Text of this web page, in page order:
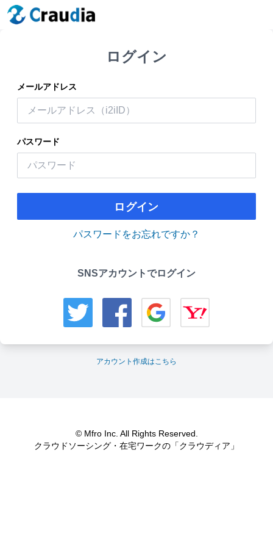
ログイン
メールアドレス
パスワード
ログイン
パスワードをお忘れですか？
SNSアカウントでログイン
アカウント作成はこちら
© Mfro Inc. All Rights Reserved.
クラウドソーシング・在宅ワークの「クラウディア」